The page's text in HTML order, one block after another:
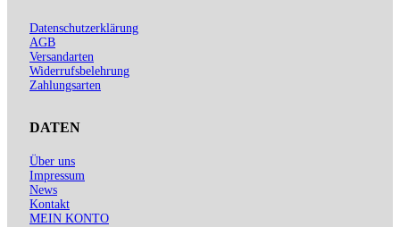
Datenschutzerklärung
AGB
Versandarten
Widerrufsbelehrung
Zahlungsarten
DATEN
Über uns
Impressum
News
Kontakt
MEIN KONTO